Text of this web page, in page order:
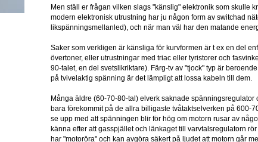
Men ställ er frågan vilken slags "känslig" elektronik som skulle
modern elektronisk utrustning har ju någon form av switchad
likspänningsmellanled), och när man väl har den matande
Saker som verkligen är känsliga för kurvformen är t ex en del
övertoner, eller utrustningar med triac eller tyristorer och
90-talet, en del svetslikriktare). Färg-tv av "tjock" typ är
på tvivelaktig spänning är det lämpligt att lossa kabeln till dem.
Många äldre (60-70-80-tal) elverk saknade
bara förekommit på de allra billigaste tvåtaktselverken på 600-
se upp med att spänningen blir för hög om motorn rusar av
känna efter att gasspjället och länkaget till varvtalsregulatorn
har "motoröra" och kan avgöra säkert på ljudet att motorn går